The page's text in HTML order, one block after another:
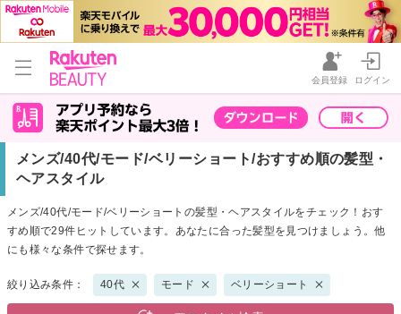
会員登録 ログイン
メンズ/40代/モード/ベリーショート/おすすめ順の髪型・
ヘアスタイル
メンズ/40代/モード/ベリーショートの髪型・ヘアスタイルをチェック！おす
すめ順で29件ヒットしています。あなたに合った髪型を見つけましょう。他
にも様々な条件で探せます。
絞り込み条件： 40代 モード ベリーショート